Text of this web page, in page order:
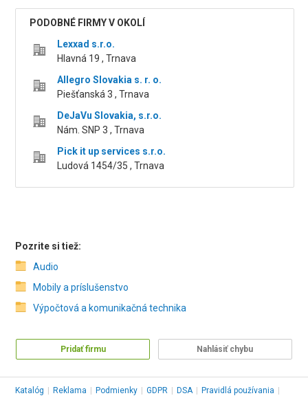
PODOBNÉ FIRMY V OKOLÍ
Lexxad s.r.o.
Hlavná 19 , Trnava
Allegro Slovakia s. r. o.
Piešťanská 3 , Trnava
DeJaVu Slovakia, s.r.o.
Nám. SNP 3 , Trnava
Pick it up services s.r.o.
Ludová 1454/35 , Trnava
Pozrite si tiež:
Audio
Mobily a príslušenstvo
Výpočtová a komunikačná technika
Pridať firmu Nahlásiť chybu
Katalóg Reklama Podmienky GDPR DSA Pravidlá používania